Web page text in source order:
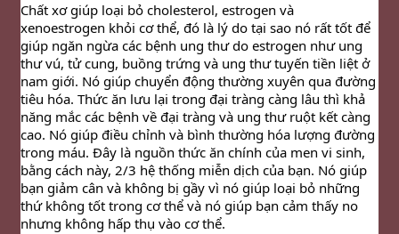
Chất xơ giúp loại bỏ cholesterol, estrogen và
xenoestrogen khỏi cơ thể, đó là lý do tại sao nó rất tốt để
giúp ngăn ngừa các bệnh ung thư do estrogen như ung
thư vú, tử cung, buồng trứng và ung thư tuyến tiền liệt ở
nam giới. Nó giúp chuyển động thường xuyên qua đường
tiêu hóa. Thức ăn lưu lại trong đại tràng càng lâu thì khả
năng mắc các bệnh về đại tràng và ung thư ruột kết càng
cao. Nó giúp điều chỉnh và bình thường hóa lượng đường
trong máu. Đây là nguồn thức ăn chính của men vi sinh,
bằng cách này, 2/3 hệ thống miễn dịch của bạn. Nó giúp
bạn giảm cân và không bị gầy vì nó giúp loại bỏ những
thứ không tốt trong cơ thể và nó giúp bạn cảm thấy no
nhưng không hấp thụ vào cơ thể.